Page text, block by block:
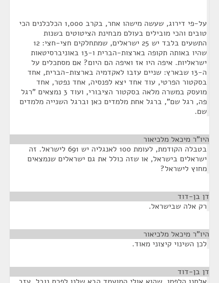
על-פי דירוג, שעשה מישהו אחר, בקרב 1,000 הכלכלנים הכי
טובים והכי מובילים בעולם מבחינת הציטוטים בשנות
התשעים בלבד יש 25 ישראלים, שמתחלקים חצי-חצי: 12
שהיו באותה תקופה בארצות-הברית ו-13 באוניברסיטאות
ישראליות. איפה היו אז ואיפה הם היום? אם מסתכלים על
ה-13 שבארץ: שניים עזבו לאקדמיה בארצות-הברית, אחד
בסקטור הפרטי, עוד אחד יצא לפנסיה, אחד נפטר, אחד
מועסק במשרה מלאה בסקטור הציבורי, ועוד 3 נמצאים "רגל
פה, רגל שם", ברגל אחת מלמדים כאן וברגל השנייה מלמדים
שם.
היו"ר מיכאל מלכיאור
בטבלה הקודמת, לעומת 100 לאנגליה יש 691 לישראל. זה
ישראלים בישראל, או שזה כולל את גם ישראלים שנמצאים
מחוץ לישראל?
דן בן-דוד
רק אלה שבישראל.
היו"ר מיכאל מלכיאור
לכן השינוי קיצוני מאוד.
דן בן-דוד